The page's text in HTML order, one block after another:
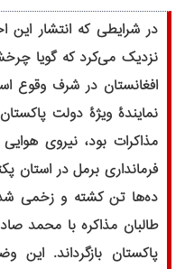
در شرایطی که انتشار این
نزدیک می‌کرد که گویا
افغانستان در شرف
نمایندۀ ویژۀ دولت
مذاکرات بود، نیروی
فرمانداری برمل در استان
ده‌ها تن کشته و زخمی
طالبان مذاکره با محمد
پاکستان بازگرداند.